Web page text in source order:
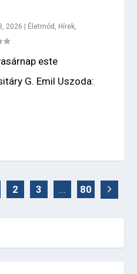
2026 | Életmód Hírek
este
G. Emil Uszoda:
2 3 ... 80